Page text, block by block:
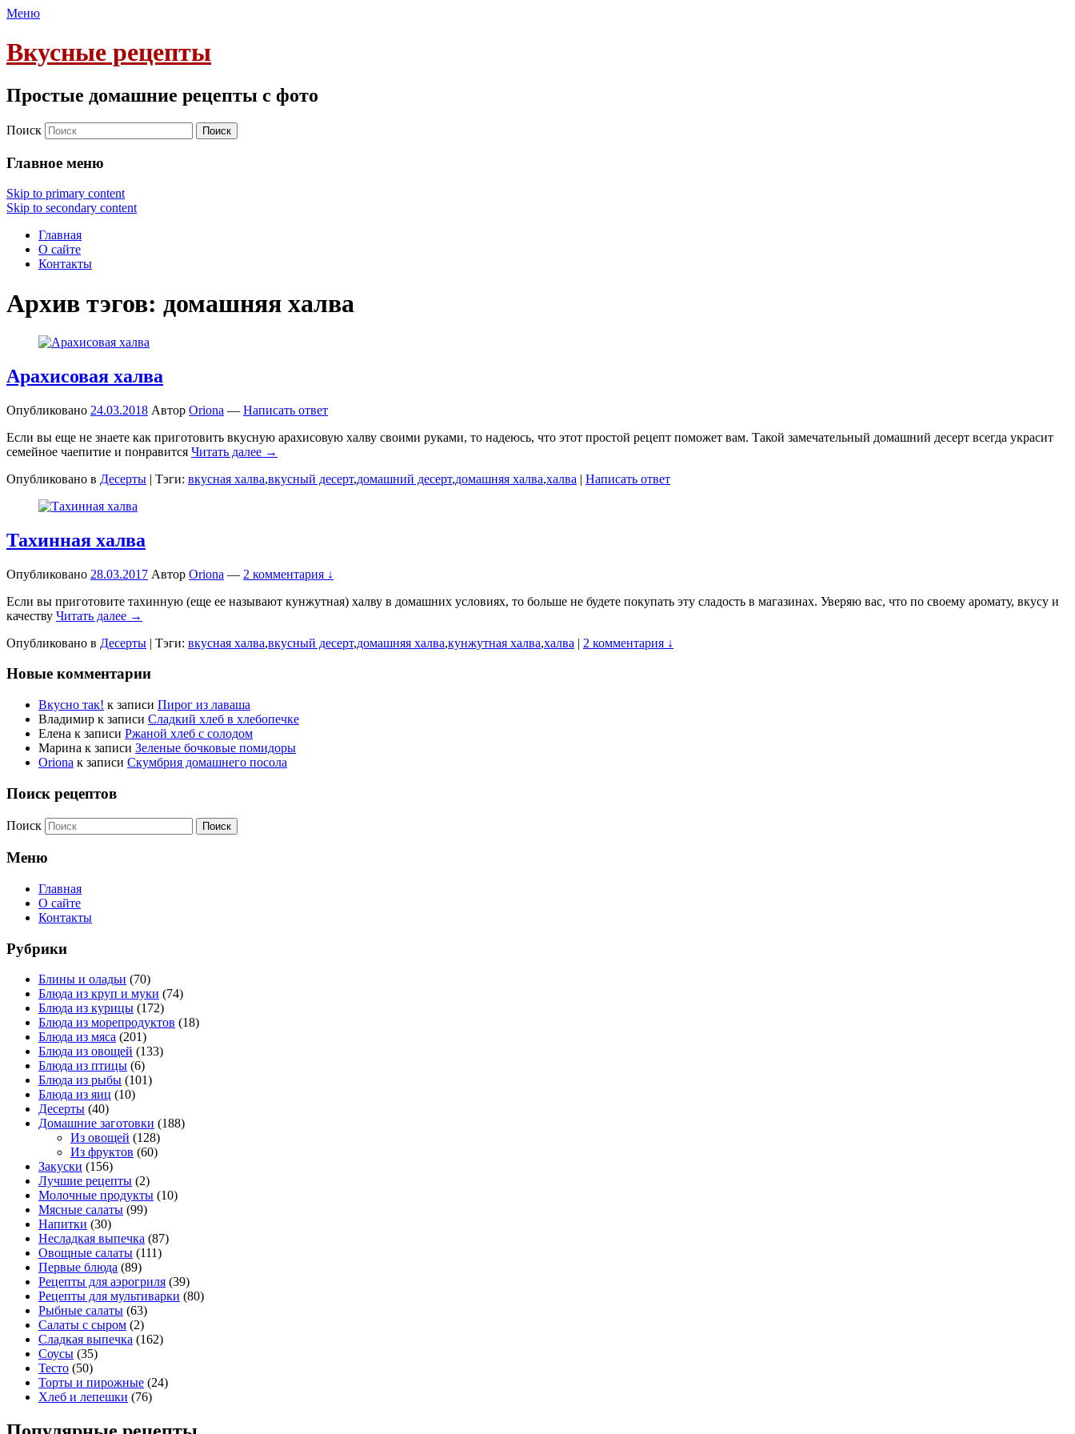
Меню
Вкусные рецепты
Простые домашние рецепты с фото
Поиск
Главное меню
Skip to primary content
Skip to secondary content
Главная
О сайте
Контакты
Архив тэгов: домашняя халва
Арахисовая халва
Опубликовано 24.03.2018 Автор Oriona — Написать ответ
Если вы еще не знаете как приготовить вкусную арахисовую халву своими руками, то надеюсь, что этот простой рецепт поможет вам. Такой замечательный домашний десерт всегда украсит
семейное чаепитие и понравится Читать далее →
Опубликовано в Десерты | Тэги: вкусная халва,вкусный десерт,домашний десерт,домашняя халва,халва | Написать ответ
Тахинная халва
Опубликовано 28.03.2017 Автор Oriona — 2 комментария ↓
Если вы приготовите тахинную (еще ее называют кунжутная) халву в домашних условиях, то больше не будете покупать эту сладость в магазинах. Уверяю вас, что по своему аромату, вкусу и
качеству Читать далее →
Опубликовано в Десерты | Тэги: вкусная халва,вкусный десерт,домашняя халва,кунжутная халва,халва | 2 комментария ↓
Новые комментарии
Вкусно так! к записи Пирог из лаваша
Владимир к записи Сладкий хлеб в хлебопечке
Елена к записи Ржаной хлеб с солодом
Марина к записи Зеленые бочковые помидоры
Oriona к записи Скумбрия домашнего посола
Поиск рецептов
Поиск
Меню
Главная
О сайте
Контакты
Рубрики
Блины и оладьи (70)
Блюда из круп и муки (74)
Блюда из курицы (172)
Блюда из морепродуктов (18)
Блюда из мяса (201)
Блюда из овощей (133)
Блюда из птицы (6)
Блюда из рыбы (101)
Блюда из яиц (10)
Десерты (40)
Домашние заготовки (188)
Из овощей (128)
Из фруктов (60)
Закуски (156)
Лучшие рецепты (2)
Молочные продукты (10)
Мясные салаты (99)
Напитки (30)
Несладкая выпечка (87)
Овощные салаты (111)
Первые блюда (89)
Рецепты для аэрогриля (39)
Рецепты для мультиварки (80)
Рыбные салаты (63)
Салаты с сыром (2)
Сладкая выпечка (162)
Соусы (35)
Тесто (50)
Торты и пирожные (24)
Хлеб и лепешки (76)